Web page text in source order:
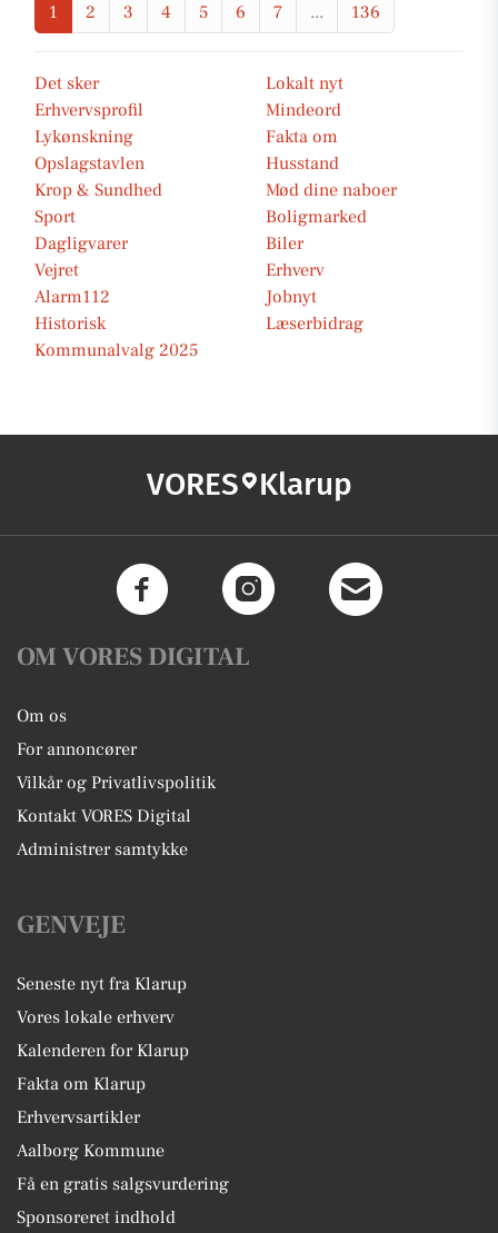
1 2 3 4 5 6 7 ... 136
Det sker
Lokalt nyt
Erhvervsprofil
Mindeord
Lykønskning
Fakta om
Opslagstavlen
Husstand
Krop & Sundhed
Mød dine naboer
Sport
Boligmarked
Dagligvarer
Biler
Vejret
Erhverv
Alarm112
Jobnyt
Historisk
Læserbidrag
Kommunalvalg 2025
VORES Klarup
OM VORES DIGITAL
Om os
For annoncører
Vilkår og Privatlivspolitik
Kontakt VORES Digital
Administrer samtykke
GENVEJE
Seneste nyt fra Klarup
Vores lokale erhverv
Kalenderen for Klarup
Fakta om Klarup
Erhvervsartikler
Aalborg Kommune
Få en gratis salgsvurdering
Sponsoreret indhold